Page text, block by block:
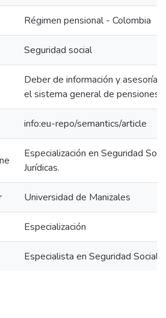
Régimen pensional - Colombia
Seguridad social
Deber de información y asesoría
el sistema general de pensiones
info:eu-repo/semantics/article
Especialización en Seguridad
Jurídicas.
Universidad de Manizales
Especialización
Especialista en Seguridad Social.